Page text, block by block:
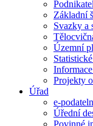
Základní
Svazky a
Územní
Projekty
Úřad
e-
Úřední
Povinné